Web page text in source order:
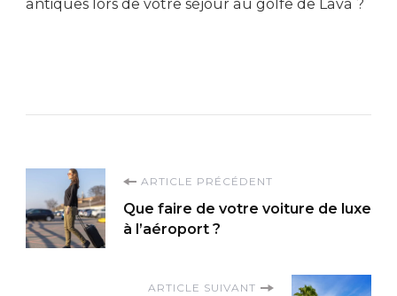
antiques lors de votre séjour au golfe de Lava ?
Navigation
d'article
ARTICLE PRÉCÉDENT
Que faire de votre voiture de luxe
à l’aéroport ?
ARTICLE SUIVANT